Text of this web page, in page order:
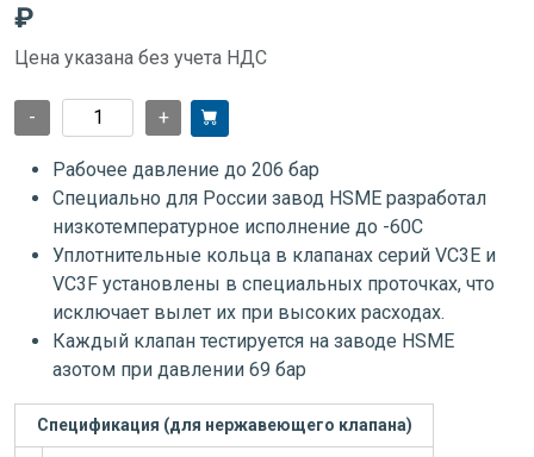
₽
Цена указана без учета НДС
- +
Рабочее давление до 206 бар
Специально для России завод HSME разработал
низкотемпературное исполнение до -60С
Уплотнительные кольца в клапанах серий VC3E и
VC3F установлены в специальных проточках, что
исключает вылет их при высоких расходах.
Каждый клапан тестируется на заводе HSME
азотом при давлении 69 бар
Спецификация (для нержавеющего клапана)